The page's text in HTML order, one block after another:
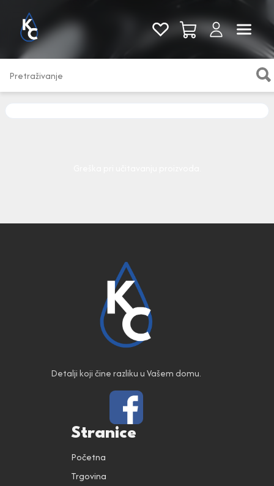
Pogledaj sve
Detalji koji čine razliku u Vašem domu.
Stranice
Početna
Trgovina